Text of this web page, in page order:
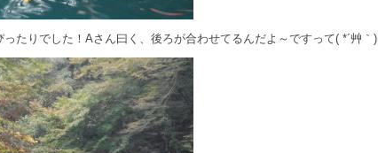
たりでした！Aさん曰く、後ろが合わせてるんだよ～ですって( *´艸｀)